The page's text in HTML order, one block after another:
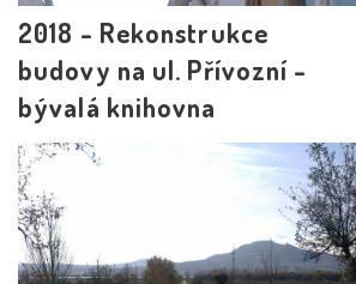
2018 - Rekonstrukce
budovy na ul. Přívozní -
bývalá knihovna